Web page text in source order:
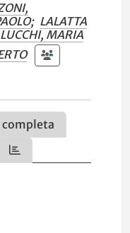
; LALATTA
LUCCHI, MARIA
completa